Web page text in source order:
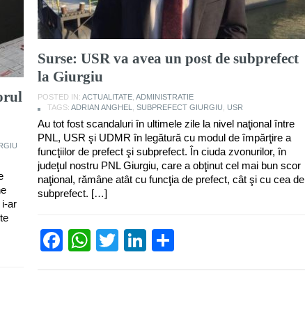
Surse: USR va avea un post de subprefect
la Giurgiu
POSTED IN: ACTUALITATE ADMINISTRATIE
TAGS: ADRIAN ANGHEL SUBPREFECT GIURGIU USR
Au tot fost scandaluri în ultimele zile la nivel naţional între
PNL, USR şi UDMR în legătură cu modul de împărţire a
funcţiilor de prefect şi subprefect. În ciuda zvonurilor, în
judeţul nostru PNL Giurgiu, care a obţinut cel mai bun scor
naţional, rămâne atât cu funcţia de prefect, cât şi cu cea de
subprefect. […]
Facebook
WhatsApp
TwitterLinkedIn
ar